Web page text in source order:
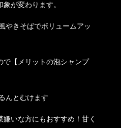
が変わります。
やきそばでボリュームアッ
で【メリットの泡シャンプ
んとむけます
いな方にもおすすめ！甘く